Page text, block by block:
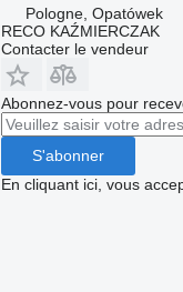
Pologne, Opatówek
RECO KAŹMIERCZAK
Contacter le vendeur
Abonnez-vous pour
S'abonner
En cliquant ici, vous